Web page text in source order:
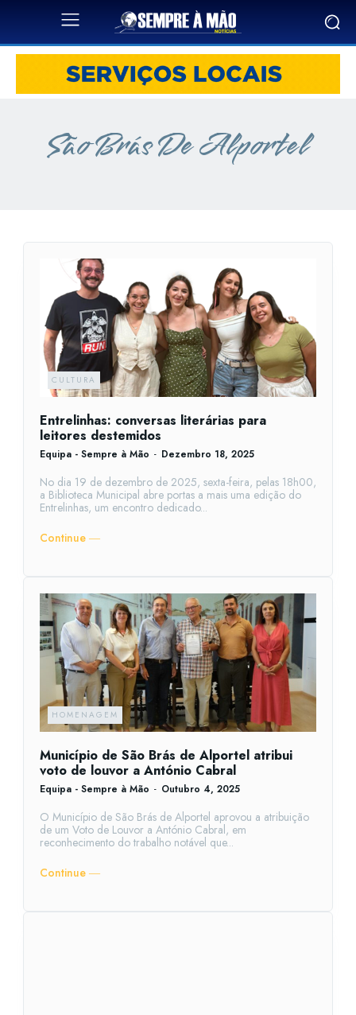
São Brás De Alportel
CULTURA
Entrelinhas: conversas literárias para
leitores destemidos
Equipa - Sempre à Mão - Dezembro 18, 2025
No dia 19 de dezembro de 2025, sexta-feira, pelas 18h00,
a Biblioteca Municipal abre portas a mais uma edição do
Entrelinhas, um encontro dedicado...
Continue ―
HOMENAGEM
Município de São Brás de Alportel atribui
voto de louvor a António Cabral
Equipa - Sempre à Mão - Outubro 4, 2025
O Município de São Brás de Alportel aprovou a atribuição
de um Voto de Louvor a António Cabral, em
reconhecimento do trabalho notável que...
Continue ―